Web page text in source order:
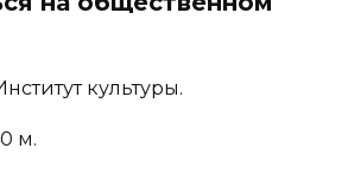
культуры.
м.